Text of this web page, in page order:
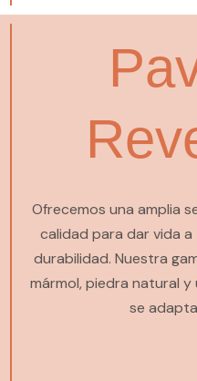
Ofrecemos una amplia
calidad para dar vida
durabilidad. Nuestra
mármol, piedra natural
se